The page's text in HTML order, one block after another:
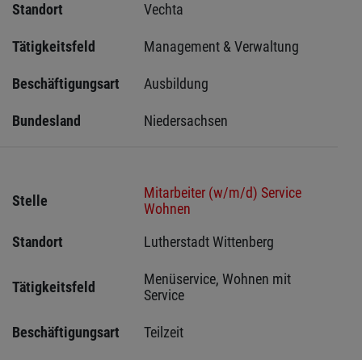
Standort
Vechta
Tätigkeitsfeld Management & Verwaltung
Beschäftigungsart Ausbildung
Bundesland Niedersachsen
Stelle
Mitarbeiter (w/m/d) Service
Wohnen
Standort
Lutherstadt Wittenberg
Tätigkeitsfeld
Menüservice, Wohnen mit
Service
Beschäftigungsart Teilzeit